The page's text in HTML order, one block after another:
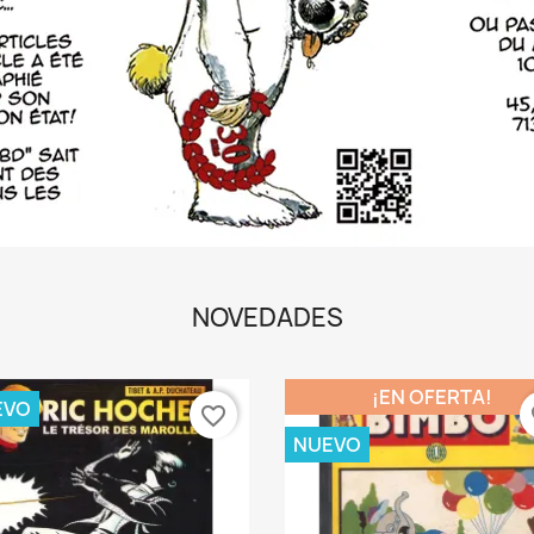
NOVEDADES
favorite_border
¡EN OFERTA!
NUEVO